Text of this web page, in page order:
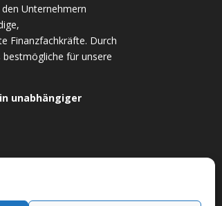
Unternehmern
Finanzfachkräfte. Durch
für unsere
unabhängiger